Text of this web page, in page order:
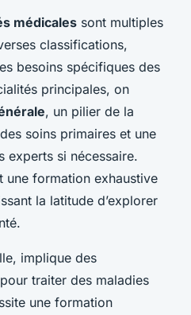
médicales sont multiples
classifications,
besoins spécifiques des
principales, on
, un pilier de la
soins primaires et une
experts si nécessaire.
une formation exhaustive
la latitude d’explorer
implique des
traiter des maladies
une formation